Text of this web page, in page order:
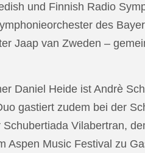
und Finnish Radio
des
Jaap van Zweden –
Daniel Heide ist Andrè
gastiert zudem bei der
Vilabertran,
Aspen Music Festival zu